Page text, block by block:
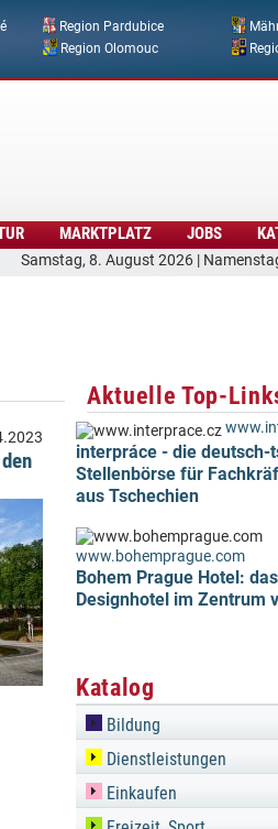
Region Pardubice
Region Olomouc
Samstag, 8. August 2026 |
MARKTPLATZ JOBS
Aktuelle Top-
interpráce - die deutsch-
Stellenbörse für
aus Tschechien
www.bohemprague.com
Bohem Prague Hotel:
Designhotel im Zentrum
Katalog
Bildung
Dienstleistungen
Einkaufen